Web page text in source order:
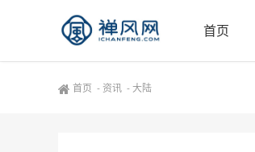
首页
首页 - 资讯 -大陆